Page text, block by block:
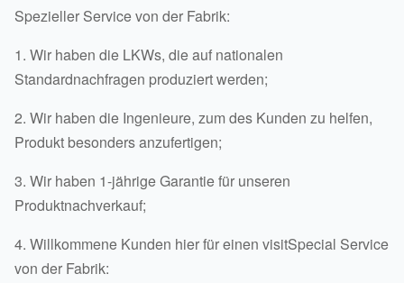
Spezieller Service von der Fabrik:
1. Wir haben die LKWs, die auf nationalen
Standardnachfragen produziert werden;
2. Wir haben die Ingenieure, zum des Kunden zu helfen,
Produkt besonders anzufertigen;
3. Wir haben 1-jährige Garantie für unseren
Produktnachverkauf;
4. Willkommene Kunden hier für einen visitSpecial Service
von der Fabrik: